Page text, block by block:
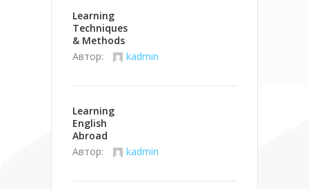
Learning
Techniques
& Methods
Автор:
kadmin
Learning
English
Abroad
Автор:
kadmin